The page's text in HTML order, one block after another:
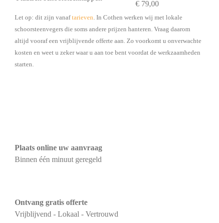
€ 79,00
Let op: dit zijn vanaftarieven. In Cothen werken wij met lokale
schoorsteenvegers die soms andere prijzen hanteren. Vraag daarom
altijd vooraf een vrijblijvende offerte aan. Zo voorkomt u onverwachte
kosten en weet u zeker waar u aan toe bent voordat de werkzaamheden
starten.
Plaats online uw aanvraag
Binnen één minuut geregeld
Ontvang gratis offerte
Vrijblijvend - Lokaal - Vertrouwd